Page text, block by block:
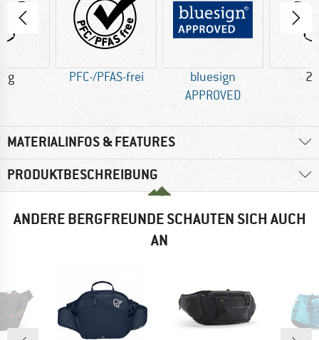
g PFC-/PFAS-frei
bluesign
APPROVED
MATERIALINFOS & FEATURES
PRODUKTBESCHREIBUNG
ANDERE BERGFREUNDE SCHAUTEN SICH AUCH
AN